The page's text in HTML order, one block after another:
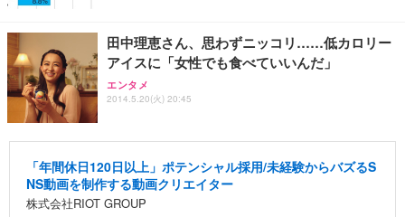
田中理恵さん、思わずニッコリ……低カロリー
アイスに「女性でも食べていいんだ」
エンタメ
2014.5.20(火) 20:45
「年間休日120日以上」ポテンシャル採用/未経験からバズるS
NS動画を制作する動画クリエイター
株式会社RIOT GROUP